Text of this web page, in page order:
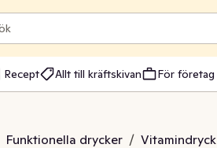
Recept Allt till kräftskivan För företag
Funktionella drycker / Vitamindryck